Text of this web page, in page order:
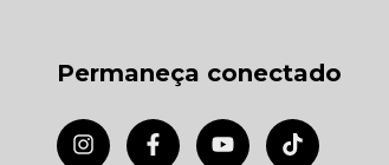
Permaneça conectado